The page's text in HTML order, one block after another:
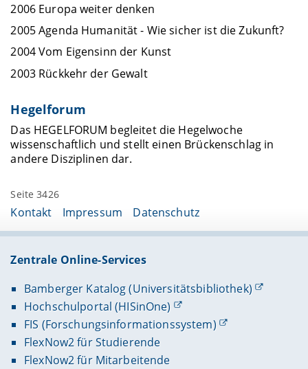
2006 Europa weiter denken
2005 Agenda Humanität - Wie sicher ist die Zukunft?
2004 Vom Eigensinn der Kunst
2003 Rückkehr der Gewalt
Hegelforum
Das HEGELFORUM begleitet die Hegelwoche
wissenschaftlich und stellt einen Brückenschlag in
andere Disziplinen dar.
Seite 3426
Kontakt Impressum Datenschutz
Zentrale Online-Services
Bamberger Katalog (Universitätsbibliothek)
Hochschulportal (HISinOne)
FIS (Forschungsinformationssystem)
FlexNow2 für Studierende
FlexNow2 für Mitarbeitende